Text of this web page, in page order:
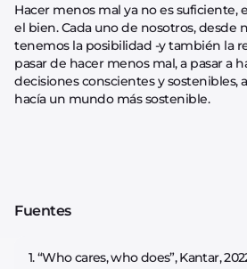
Hacer menos mal ya no es suficiente,
el bien. Cada uno de nosotros, desde
tenemos la posibilidad -y también la
pasar de hacer menos mal, a pasar a
decisiones conscientes y sostenibles,
hacía un mundo más sostenible.
Fuentes
1. “Who cares, who does”, Kantar,